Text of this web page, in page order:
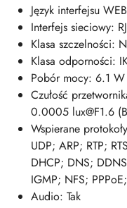
Język interfejsu
Interfejs sieciowy:
Klasa szczelności:
Klasa odporności:
Pobór mocy: 6.1 W
Czułość
0.0005 lux@F1.6
Wspierane
UDP; ARP; RTP;
DHCP; DNS;
IGMP; NFS;
Audio: Tak